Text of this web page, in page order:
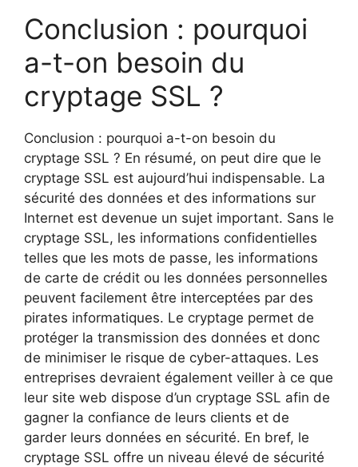
Conclusion : pourquoi
a-t-on besoin du
cryptage SSL ?
Conclusion : pourquoi a-t-on besoin du
cryptage SSL ? En résumé, on peut dire que le
cryptage SSL est aujourd’hui indispensable. La
sécurité des données et des informations sur
Internet est devenue un sujet important. Sans le
cryptage SSL, les informations confidentielles
telles que les mots de passe, les informations
de carte de crédit ou les données personnelles
peuvent facilement être interceptées par des
pirates informatiques. Le cryptage permet de
protéger la transmission des données et donc
de minimiser le risque de cyber-attaques. Les
entreprises devraient également veiller à ce que
leur site web dispose d’un cryptage SSL afin de
gagner la confiance de leurs clients et de
garder leurs données en sécurité. En bref, le
cryptage SSL offre un niveau élevé de sécurité